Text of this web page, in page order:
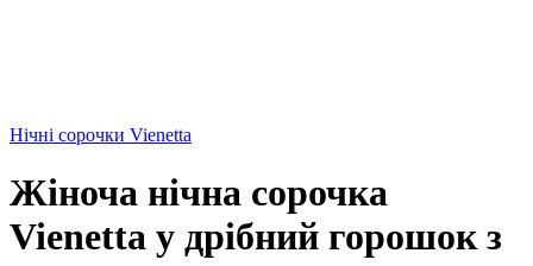
Нічні сорочки Vienetta
Жіноча нічна сорочка
Vienetta у дрібний горошок з